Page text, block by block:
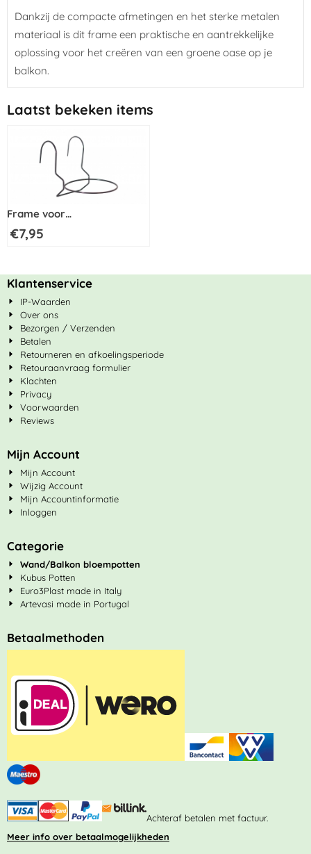
Dankzij de compacte afmetingen en het sterke metalen
materiaal is dit frame een praktische en aantrekkelijke
oplossing voor het creëren van een groene oase op je
balkon.
Laatst bekeken items
Frame voor
balkonbevestiging 18cm
antraciet
€7,95
Klantenservice
IP-Waarden
Over ons
Bezorgen / Verzenden
Betalen
Retourneren en afkoelingsperiode
Retouraanvraag formulier
Klachten
Privacy
Voorwaarden
Reviews
Mijn Account
Mijn Account
Wijzig Account
Mijn Accountinformatie
Inloggen
Categorie
Wand/Balkon bloempotten
Kubus Potten
Euro3Plast made in Italy
Artevasi made in Portugal
Betaalmethoden
Achteraf betalen met factuur.
Meer info over betaalmogelijkheden